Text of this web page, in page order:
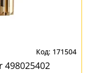
171504
498025402